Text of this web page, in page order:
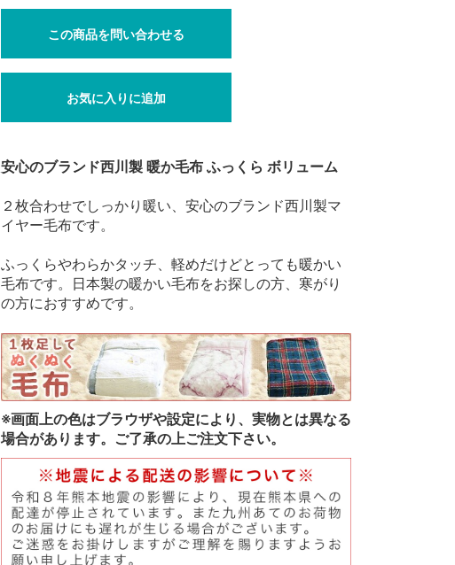
この商品を問い合わせる
お気に入りに追加
安心のブランド西川製 暖か毛布 ふっくら ボリューム
２枚合わせでしっかり暖い、安心のブランド西川製マ
イヤー毛布です。
ふっくらやわらかタッチ、軽めだけどとっても暖かい
毛布です。日本製の暖かい毛布をお探しの方、寒がり
の方におすすめです。
※画面上の色はブラウザや設定により、実物とは異なる
場合があります。ご了承の上ご注文下さい。